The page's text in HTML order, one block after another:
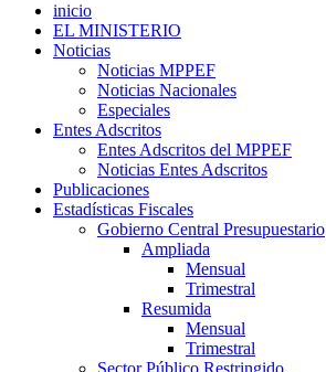
inicio
EL MINISTERIO
Noticias
Noticias MPPEF
Noticias Nacionales
Especiales
Entes Adscritos
Entes Adscritos del MPPEF
Noticias Entes Adscritos
Publicaciones
Estadísticas Fiscales
Gobierno Central Presupuestario
Ampliada
Mensual
Trimestral
Resumida
Mensual
Trimestral
Sector Público Restringido